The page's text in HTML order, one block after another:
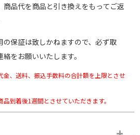
商品代を商品と引き換えをもってご返
保証は致しかねますので、必ず取
をお願いいたします。
、送料、振込手数料の合計額を上限とさせ
到着後1週間とさせていただきます。